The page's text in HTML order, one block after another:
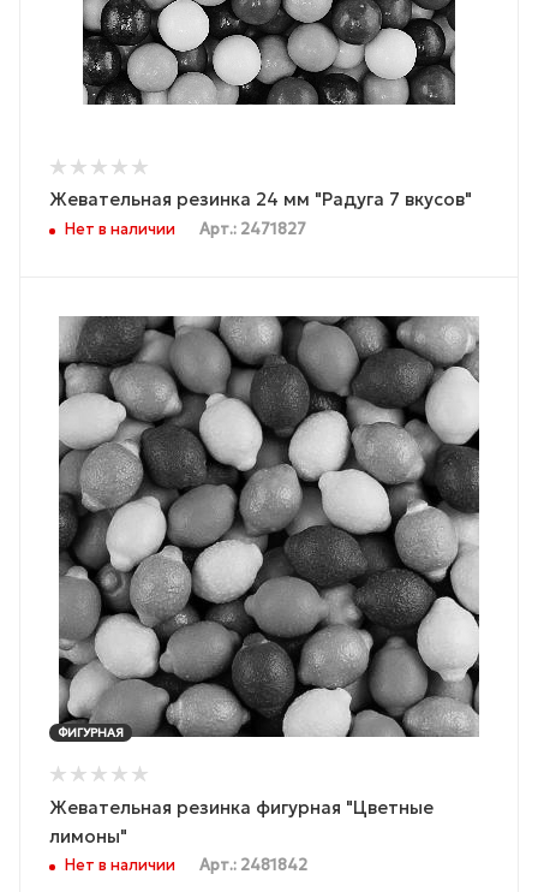
Жевательная резинка 24 мм "Радуга 7 вкусов"
Нет в наличии Арт.: 2471827
ФИГУРНАЯ
Жевательная резинка фигурная "Цветные
лимоны"
Нет в наличии Арт.: 2481842